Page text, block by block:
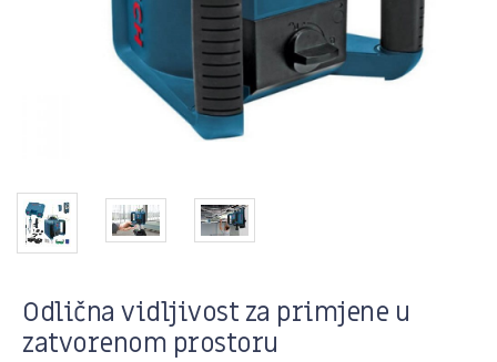
Odlična vidljivost za primjene u
zatvorenom prostoru